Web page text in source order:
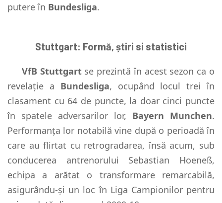
putere în Bundesliga.
Stuttgart: Formă, știri si statistici
VfB Stuttgartse prezintă în acest sezon ca o
revelație a Bundesliga, ocupând locul trei în
clasament cu 64 de puncte, la doar cinci puncte
în spatele adversarilor lor, Bayern Munchen.
Performanța lor notabilă vine după o perioadă în
care au flirtat cu retrogradarea, însă acum, sub
conducerea antrenorului Sebastian Hoeneß,
echipa a arătat o transformare remarcabilă,
asigurându-și un loc în Liga Campionilor pentru